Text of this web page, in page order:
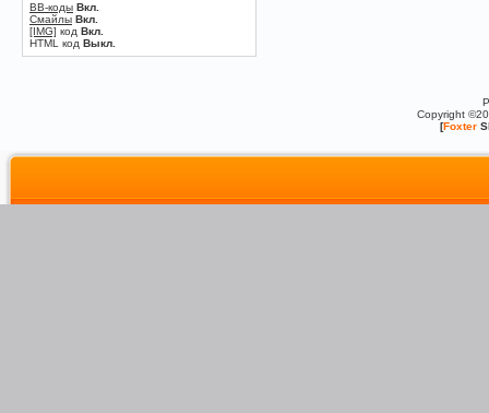
BB-коды Вкл.
Смайлы Вкл.
[IMG] код Вкл.
HTML код Выкл.
Copyright
[Foxter